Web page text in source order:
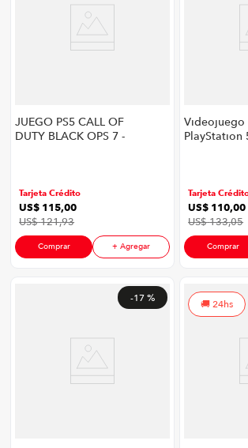
JUEGO PS5 CALL OF
DUTY BLACK OPS 7 -
Tarjeta Crédito
US$ 115,00
US$121,93
Comprar + Agregar
Videojuego
PlayStation
Tarjeta
US$ 110,00
US$133,05
Comprar
-17 %
24hs